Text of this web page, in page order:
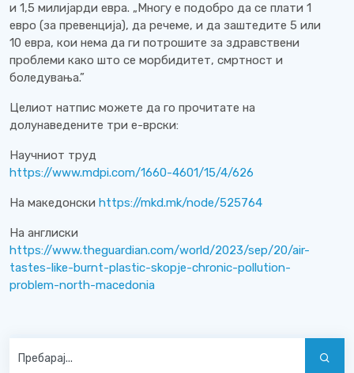
и 1,5 милијарди евра. „Многу е подобро да се плати 1
евро (за превенција), да речеме, и да заштедите 5 или
10 евра, кои нема да ги потрошите за здравствени
проблеми како што се морбидитет, смртност и
боледувања.”
Целиот натпис можете да го прочитате на
долунаведените три е-врски:
Научниот труд
https://www.mdpi.com/1660-4601/15/4/626
На македонски https://mkd.mk/node/525764
На англиски
https://www.theguardian.com/world/2023/sep/20/air-
tastes-like-burnt-plastic-skopje-chronic-pollution-
problem-north-macedonia